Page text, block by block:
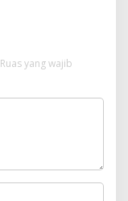
Ruas yang wajib